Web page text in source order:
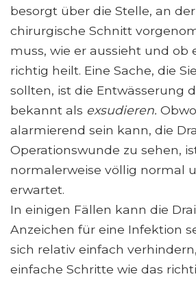
besorgt über die Stelle, an
chirurgische Schnitt
muss, wie er aussieht und ob
richtig heilt. Eine Sache, die
sollten, ist die Entwässerung
bekannt als exsudieren.
alarmierend sein kann, die
Operationswunde zu sehen,
normalerweise völlig normal
erwartet.
In einigen Fällen kann die
Anzeichen für eine Infektion
sich relativ einfach
einfache Schritte wie das